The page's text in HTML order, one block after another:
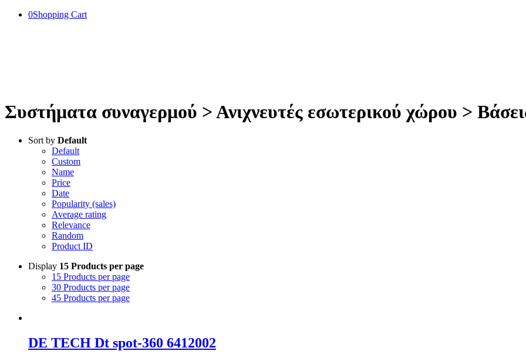
0Shopping Cart
Συστήματα συναγερμού > Ανιχνευτές εσωτερικού χώρου >
Sort by Default
Default
Custom
Name
Price
Date
Popularity (sales)
Average rating
Relevance
Random
Product ID
Display 15 Products per page
15 Products per page
30 Products per page
45 Products per page
DΕ ΤΕCΗ Dt spot-360 6412002